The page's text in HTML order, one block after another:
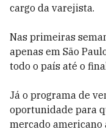
cargo da varejista.
Nas primeiras
apenas em São
todo o país até o
Já o programa de
oportunidade para
mercado